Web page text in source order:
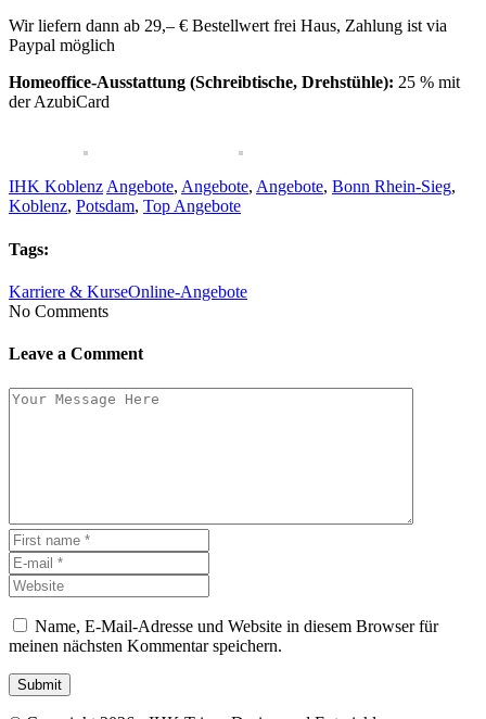
Wir liefern dann ab 29,– € Bestellwert frei Haus, Zahlung ist via
Paypal möglich
Homeoffice-Ausstattung (Schreibtische, Drehstühle): 25 % mit
der AzubiCard
IHK KoblenzAngebote, Angebote, Angebote, Bonn Rhein-Sieg,
Koblenz, Potsdam, Top Angebote
Tags:
Karriere & KurseOnline-Angebote
No Comments
Leave a Comment
Name, E-Mail-Adresse und Website in diesem Browser für
meinen nächsten Kommentar speichern.